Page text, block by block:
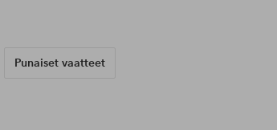
Punaiset vaatteet